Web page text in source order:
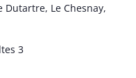
Dutartre, Le Chesnay,
3